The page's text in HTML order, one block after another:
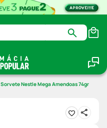
Sorvete Nestle Mega Amendoas 74gr